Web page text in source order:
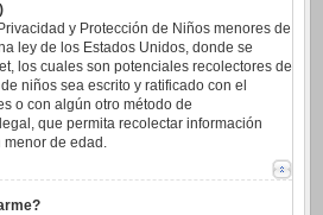
y Protección de Niños menores de
ley de los Estados Unidos, donde se
los cuales son potenciales recolectores de
niños sea escrito y ratificado con el
o con algún otro método de
que permita recolectar información
de edad.